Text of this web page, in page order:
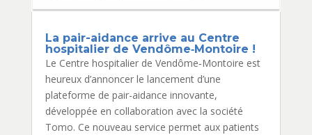
La pair-aidance arrive au Centre
hospitalier de Vendôme‑Montoire !
Le Centre hospitalier de Vendôme‑Montoire est
heureux d’annoncer le lancement d’une
plateforme de pair-aidance innovante,
développée en collaboration avec la société
Tomo. Ce nouveau service permet aux patients